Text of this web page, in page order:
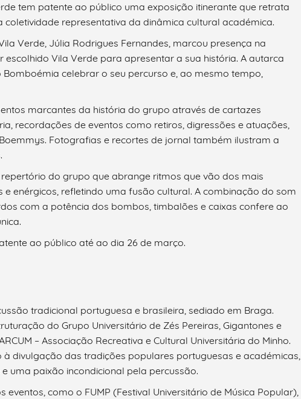
tem patente ao público uma exposição itinerante que retrata
coletividade representativa da dinâmica cultural académica.
Verde, Júlia Rodrigues Fernandes, marcou presença na
Vila Verde para apresentar a sua história. A autarca
celebrar o seu percurso e, ao mesmo tempo,
marcantes da história do grupo através de cartazes
recordações de eventos como retiros, digressões e atuações,
Fotografias e recortes de jornal também ilustram a
do grupo que abrange ritmos que vão dos mais
enérgicos, refletindo uma fusão cultural. A combinação do som
com a potência dos bombos, timbalões e caixas confere ao
ao público até ao dia 26 de março.
tradicional portuguesa e brasileira, sediado em Braga.
do Grupo Universitário de Zés Pereiras, Gigantones e
– Associação Recreativa e Cultural Universitária do Minho.
divulgação das tradições populares portuguesas e académicas,
uma paixão incondicional pela percussão.
como o FUMP (Festival Universitário de Música Popular),